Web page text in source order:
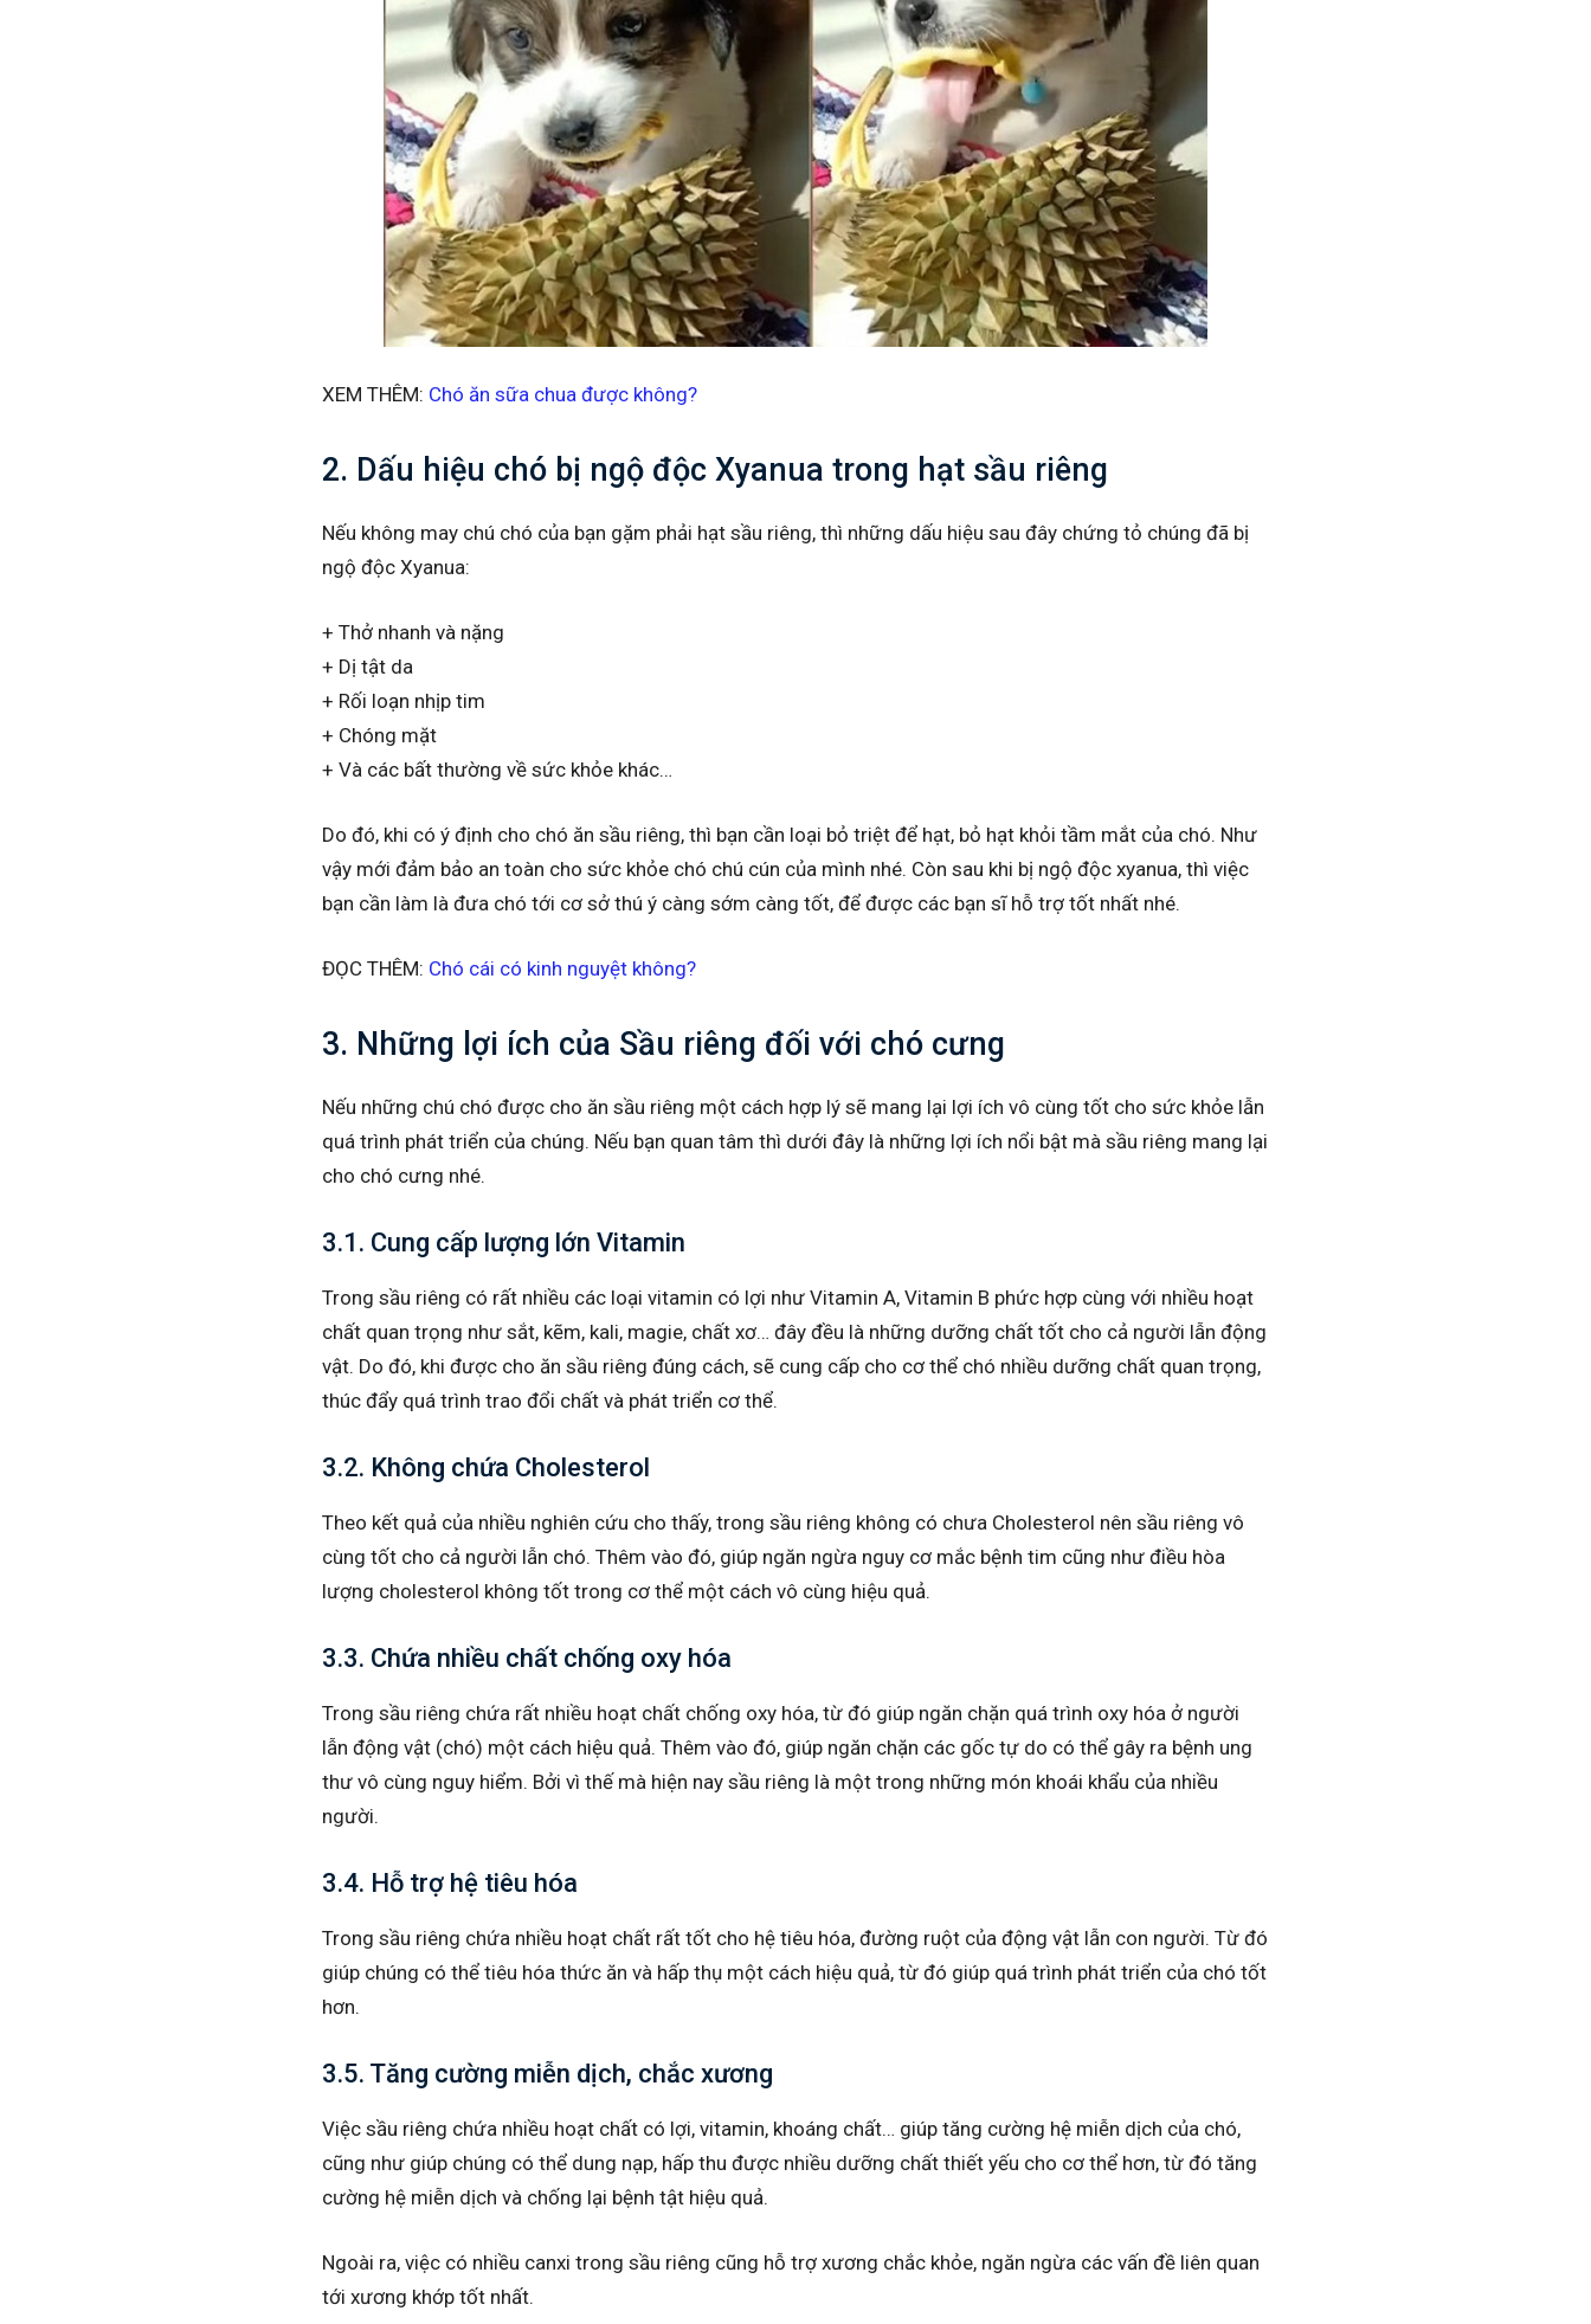
XEM THÊM: Chó ăn sữa chua được không?
2. Dấu hiệu chó bị ngộ độc Xyanua trong hạt sầu riêng
Nếu không may chú chó của bạn gặm phải hạt sầu riêng, thì những dấu hiệu sau đây chứng tỏ chúng đã bị
ngộ độc Xyanua:
+ Thở nhanh và nặng
+ Dị tật da
+ Rối loạn nhịp tim
+ Chóng mặt
+ Và các bất thường về sức khỏe khác…
Do đó, khi có ý định cho chó ăn sầu riêng, thì bạn cần loại bỏ triệt để hạt, bỏ hạt khỏi tầm mắt của chó. Như
vậy mới đảm bảo an toàn cho sức khỏe chó chú cún của mình nhé. Còn sau khi bị ngộ độc xyanua, thì việc
bạn cần làm là đưa chó tới cơ sở thú ý càng sớm càng tốt, để được các bạn sĩ hỗ trợ tốt nhất nhé.
ĐỌC THÊM: Chó cái có kinh nguyệt không?
3. Những lợi ích của Sầu riêng đối với chó cưng
Nếu những chú chó được cho ăn sầu riêng một cách hợp lý sẽ mang lại lợi ích vô cùng tốt cho sức khỏe lẫn
quá trình phát triển của chúng. Nếu bạn quan tâm thì dưới đây là những lợi ích nổi bật mà sầu riêng mang lại
cho chó cưng nhé.
3.1. Cung cấp lượng lớn Vitamin
Trong sầu riêng có rất nhiều các loại vitamin có lợi như Vitamin A, Vitamin B phức hợp cùng với nhiều hoạt
chất quan trọng như sắt, kẽm, kali, magie, chất xơ… đây đều là những dưỡng chất tốt cho cả người lẫn động
vật. Do đó, khi được cho ăn sầu riêng đúng cách, sẽ cung cấp cho cơ thể chó nhiều dưỡng chất quan trọng,
thúc đẩy quá trình trao đổi chất và phát triển cơ thể.
3.2. Không chứa Cholesterol
Theo kết quả của nhiều nghiên cứu cho thấy, trong sầu riêng không có chưa Cholesterol nên sầu riêng vô
cùng tốt cho cả người lẫn chó. Thêm vào đó, giúp ngăn ngừa nguy cơ mắc bệnh tim cũng như điều hòa
lượng cholesterol không tốt trong cơ thể một cách vô cùng hiệu quả.
3.3. Chứa nhiều chất chống oxy hóa
Trong sầu riêng chứa rất nhiều hoạt chất chống oxy hóa, từ đó giúp ngăn chặn quá trình oxy hóa ở người
lẫn động vật (chó) một cách hiệu quả. Thêm vào đó, giúp ngăn chặn các gốc tự do có thể gây ra bệnh ung
thư vô cùng nguy hiểm. Bởi vì thế mà hiện nay sầu riêng là một trong những món khoái khẩu của nhiều
người.
3.4. Hỗ trợ hệ tiêu hóa
Trong sầu riêng chứa nhiều hoạt chất rất tốt cho hệ tiêu hóa, đường ruột của động vật lẫn con người. Từ đó
giúp chúng có thể tiêu hóa thức ăn và hấp thụ một cách hiệu quả, từ đó giúp quá trình phát triển của chó tốt
hơn.
3.5. Tăng cường miễn dịch, chắc xương
Việc sầu riêng chứa nhiều hoạt chất có lợi, vitamin, khoáng chất… giúp tăng cường hệ miễn dịch của chó,
cũng như giúp chúng có thể dung nạp, hấp thu được nhiều dưỡng chất thiết yếu cho cơ thể hơn, từ đó tăng
cường hệ miễn dịch và chống lại bệnh tật hiệu quả.
Ngoài ra, việc có nhiều canxi trong sầu riêng cũng hỗ trợ xương chắc khỏe, ngăn ngừa các vấn đề liên quan
tới xương khớp tốt nhất.